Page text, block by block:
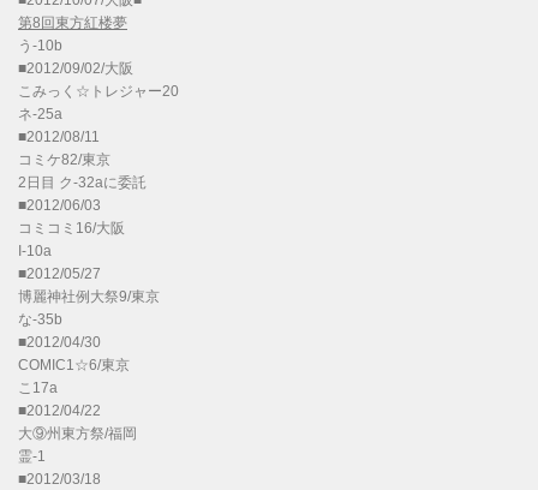
第8回東方紅楼夢
う-10b
■2012/09/02/大阪
こみっく☆トレジャー20
ネ-25a
■2012/08/11
コミケ82/東京
2日目 ク-32aに委託
■2012/06/03
コミコミ16/大阪
I-10a
■2012/05/27
博麗神社例大祭9/東京
な-35b
■2012/04/30
COMIC1☆6/東京
こ17a
■2012/04/22
大⑨州東方祭/福岡
霊-1
■2012/03/18